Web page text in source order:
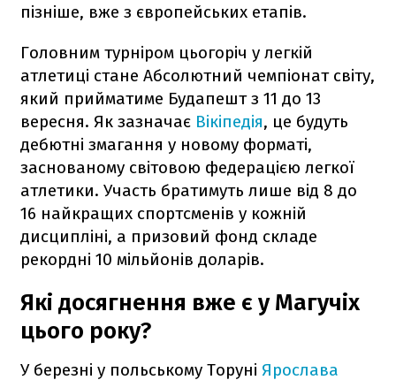
пізніше, вже з європейських етапів.
Головним турніром цьогоріч у легкій
атлетиці стане Абсолютний чемпіонат світу,
який прийматиме Будапешт з 11 до 13
вересня. Як зазначає Вікіпедія, це будуть
дебютні змагання у новому форматі,
заснованому світовою федерацією легкої
атлетики. Участь братимуть лише від 8 до
16 найкращих спортсменів у кожній
дисципліні, а призовий фонд складе
рекордні 10 мільйонів доларів.
Які досягнення вже є у Магучіх
цього року?
У березні у польському Торуні Ярослава